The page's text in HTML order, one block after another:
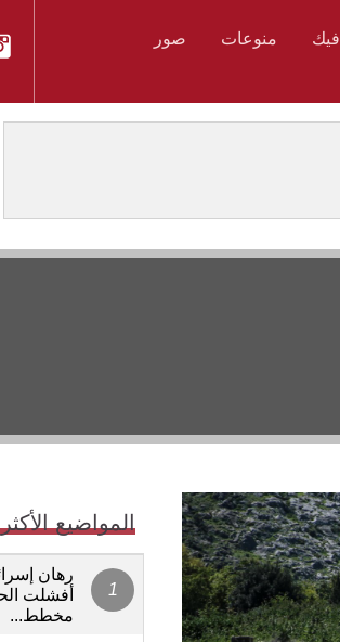
منوعات صور
المواضيع
رهان
أفشلت
مخطط...